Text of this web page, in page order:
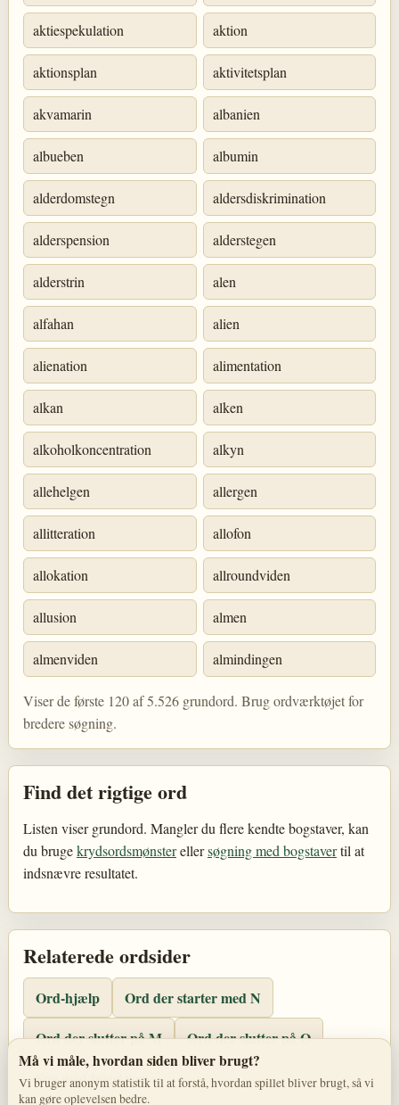
Må vi måle, hvordan siden bliver brugt?
Vi bruger anonym statistik til at forstå, hvordan spillet bliver brugt, så vi
kan gøre oplevelsen bedre.
aktiespekulation aktion
aktionsplan aktivitetsplan
akvamarin albanien
albueben albumin
alderdomstegn aldersdiskrimination
alderspension alderstegen
alderstrin alen
alfahan alien
alienation alimentation
alkan alken
alkoholkoncentration alkyn
allehelgen allergen
allitteration allofon
allokation allroundviden
allusion almen
almenviden almindingen
Viser de første 120 af 5.526 grundord. Brug ordværktøjet for
bredere søgning.
Find det rigtige ord
Listen viser grundord. Mangler du flere kendte bogstaver, kan
du brugekrydsordsmønsterellersøgning med bogstavertil at
indsnævre resultatet.
Relaterede ordsider
Ord-hjælp
Ord der starter med N
Ord der slutter på M
Ord der slutter på O
Søg med bogstaver